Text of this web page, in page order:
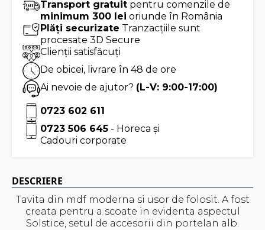
Tray
Forte
Transport gratuit pentru comenzile de
minimum 300 lei oriunde în România
Plăți securizate Tranzacțiile sunt
procesate 3D Secure
Clienții satisfăcuți
De obicei, livrare în 48 de ore
Ai nevoie de ajutor? (L-V: 9:00-17:00)
0723 602 611
0723 506 645 - Horeca și
Cadouri corporate
DESCRIERE
Tavita din mdf moderna si usor de folosit. A fost
creata pentru a scoate in evidenta aspectul
Solstice, setul de accesorii din portelan alb.